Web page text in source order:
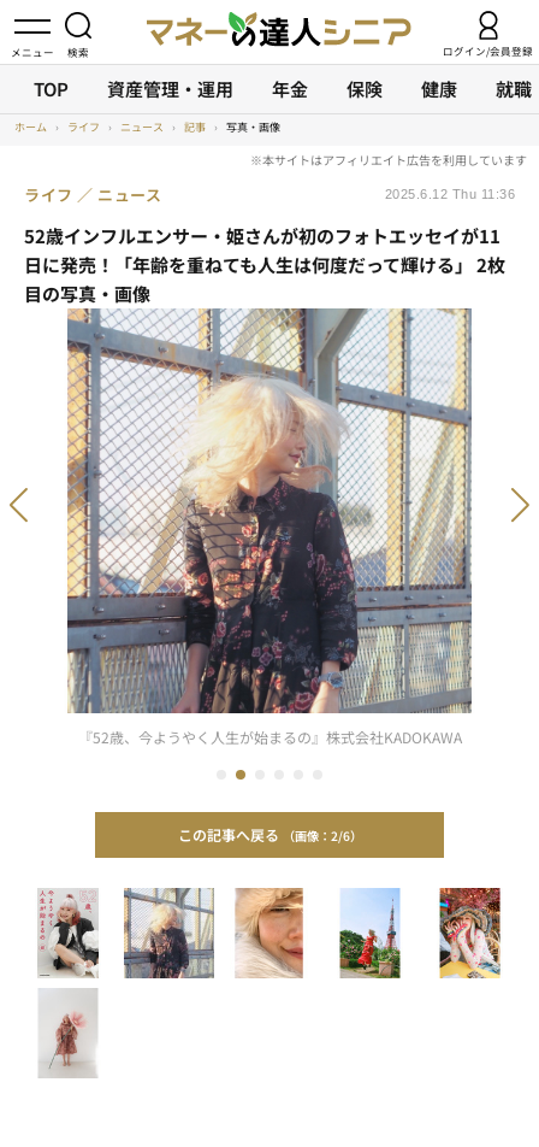
ログイン/会員登録
TOP 資産管理・運用 年金 保険 健康 就職
ホーム › ライフ › ニュース › 記事 › 写真・画像
52歳インフルエンサー・姫さんが初のフォトエッセイが11
日に発売！「年齢を重ねても人生は何度だって輝ける」 2枚
目の写真・画像
ライフ ニュース 2025.6.12 Thu 11:36
『52歳、今ようやく人生が始まるの』株式会社KADOKAWA
この記事へ戻る 2/6